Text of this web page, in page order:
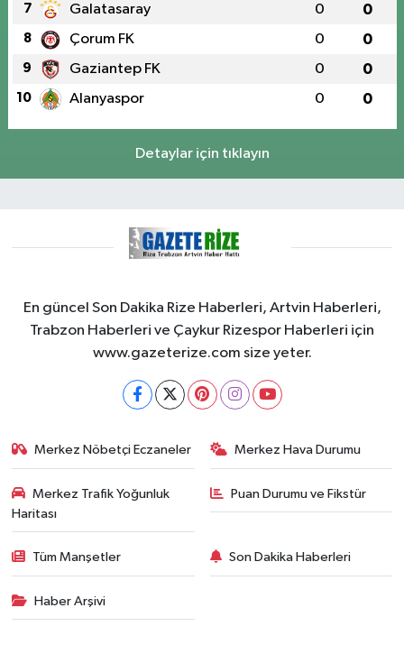
7 Galatasaray 0 0
8 Çorum FK 0 0
9 Gaziantep FK 0 0
10 Alanyaspor 0 0
Detaylar için tıklayın
En güncel Son Dakika Rize Haberleri, Artvin Haberleri,
Trabzon Haberleri ve Çaykur Rizespor Haberleri için
www.gazeterize.com size yeter.
Merkez Nöbetçi Eczaneler Merkez Hava Durumu
Merkez Trafik Yoğunluk
Haritası
Puan Durumu ve Fikstür
Tüm Manşetler Son Dakika Haberleri
Haber Arşivi